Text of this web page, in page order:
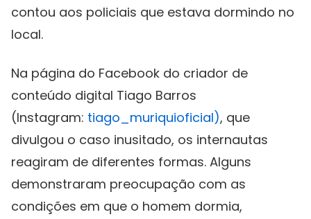
contou aos policiais que estava dormindo no
local.
Na página do Facebook do criador de
conteúdo digital Tiago Barros
(Instagram: tiago_muriquioficial), que
divulgou o caso inusitado, os internautas
reagiram de diferentes formas. Alguns
demonstraram preocupação com as
condições em que o homem dormia,